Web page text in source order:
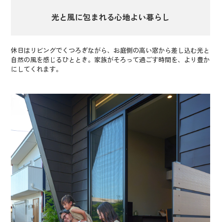
光と風に包まれる心地よい暮らし
休日はリビングでくつろぎながら、お庭側の高い窓から差し込む光と
自然の風を感じるひととき。家族がそろって過ごす時間を、より豊か
にしてくれます。